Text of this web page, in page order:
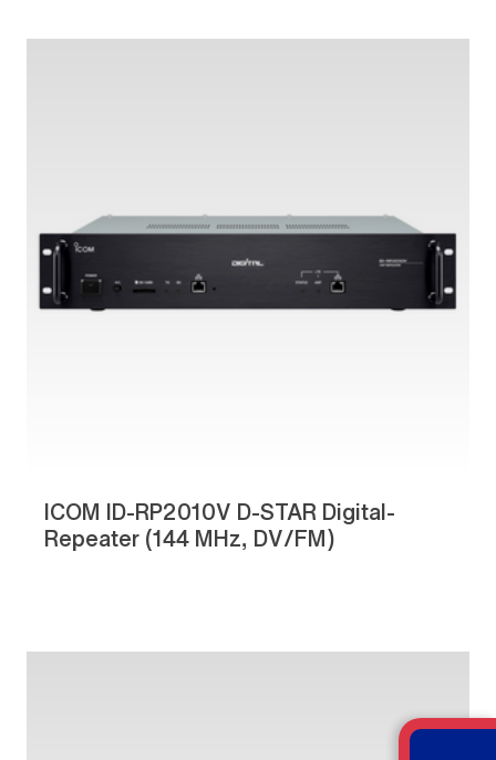
ICOM ID-RP2010V D-STAR Digital-
Repeater (144 MHz, DV/FM)